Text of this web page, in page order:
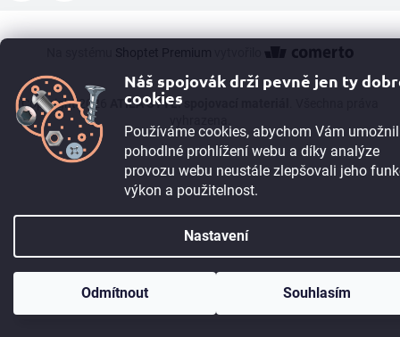
Náš spojovák drží pevně jen ty
cookies
Používáme cookies, abychom Vám
pohodlné prohlížení webu a díky analýze
provozu webu neustále zlepšovali jeho
výkon a použitelnost.
Nastavení
Odmítnout Souhlasím
Registrujte sea získejte 5% slevu okamžitě. Pokud máte IČO, můžete
Copyright 2026 ATILA STÝL: spojovací materiál